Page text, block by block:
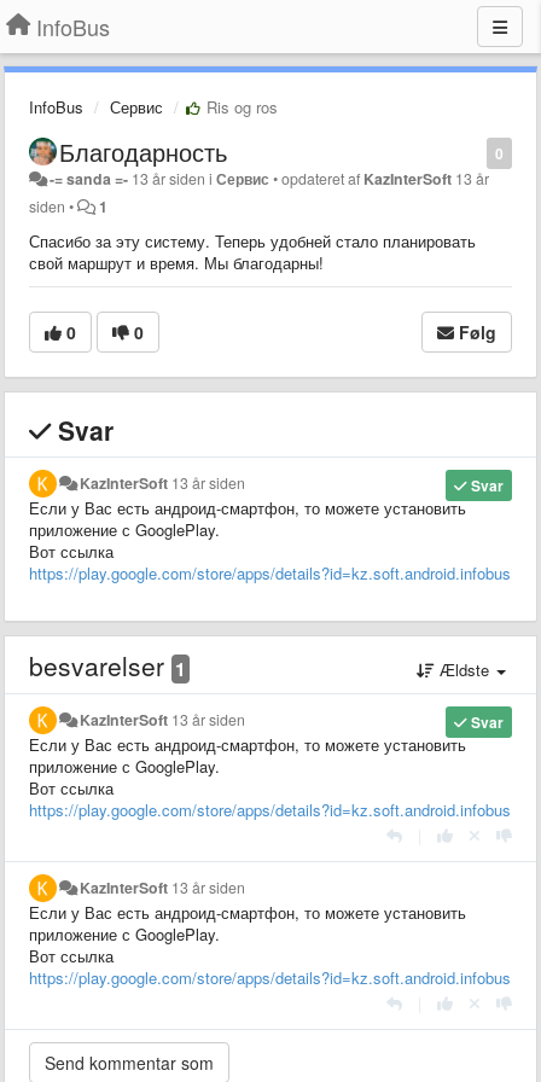
InfoBus
InfoBus Сервис Ris og ros
0
Благодарность
-= sanda =- 13 år siden iСервис •opdateret af KazInterSoft 13 år
siden • 1
Спасибо за эту систему. Теперь удобней стало планировать
свой маршрут и время. Мы благодарны!
0 0 Følg
Svar
Svar
KazInterSoft 13 år siden
Если у Вас есть андроид-смартфон, то можете установить
приложение с GooglePlay.
Вот ссылка
https://play.google.com/store/apps/details?id=kz.soft.android.infobus
besvarelser 1 Ældste
Svar
KazInterSoft 13 år siden
Если у Вас есть андроид-смартфон, то можете установить
приложение с GooglePlay.
Вот ссылка
https://play.google.com/store/apps/details?id=kz.soft.android.infobus
KazInterSoft 13 år siden
Если у Вас есть андроид-смартфон, то можете установить
приложение с GooglePlay.
Вот ссылка
https://play.google.com/store/apps/details?id=kz.soft.android.infobus